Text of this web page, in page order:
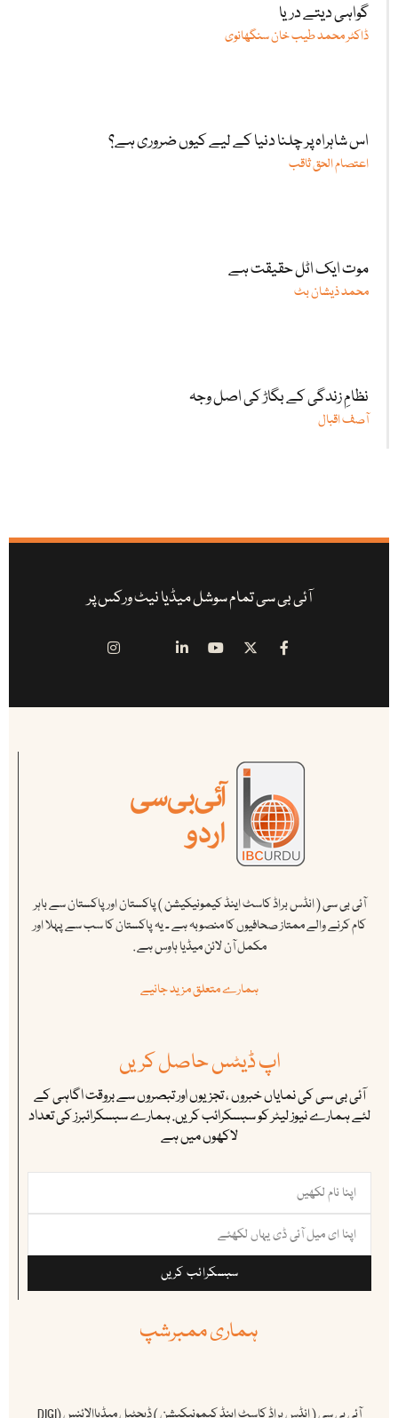
گواہی دیتے دریا
ڈاکٹر محمد طیب خان سنگھانوی
اس شاہراہ پر چلنا دنیا کے لیے کیوں ضروری ہے؟
اعتصام الحق ثاقب
موت ایک اٹل حقیقت ہے
محمد ذیشان بٹ
نظامِ زندگی کے بگاڑ کی اصل وجہ
آصف اقبال
آئی بی سی تمام سوشل میڈیا نیٹ ورکس پر
آئی بی سی ( انڈس براڈ کاسٹ اینڈ کیمونیکیشن ) پاکستان اور پاکستان سے باہر
کام کرنے والے ممتاز صحافیوں کا منصوبہ ہے ۔ یہ پاکستان کا سب سے پہلا اور
مکمل آن لائن میڈیا ہاوس ہے .
ہمارے متعلق مزید جانیے
اپ ڈیٹس حاصل کریں
آئی بی سی کی نمایاں خبروں ، تجزیوں اور تبصروں سے بروقت اگاہی کے
لئے ہمارے نیوز لیٹر کو سبسکرائب کریں. ہمارے سبسکرائبرز کی تعداد
لاکھوں میں ہے
سبسکرائب کریں
ہماری ممبرشپ